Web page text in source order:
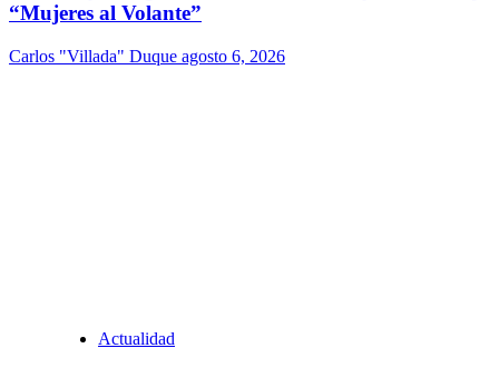
“Mujeres al Volante”
Carlos "Villada" Duque agosto 6, 2026
Actualidad